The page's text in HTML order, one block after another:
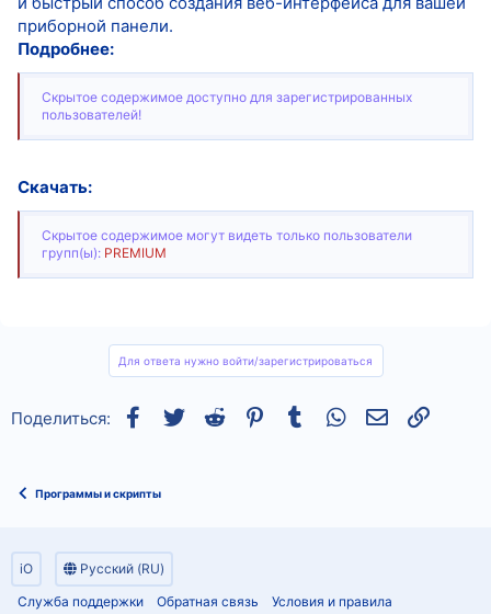
приборной панели.
Подробнее:
Скрытое содержимое доступно для зарегистрированных
пользователей!
Скачать:
Скрытое содержимое могут видеть только пользователи
групп(ы): PREMIUM
Для ответа нужно войти/зарегистрироваться
Поделиться: Facebook
TwitterReddit Pinterest
Tumblr WhatsAppСсылка
Программы и скрипты
iO
Русский (RU)
Служба поддержки
Обратная связь Условия и правила